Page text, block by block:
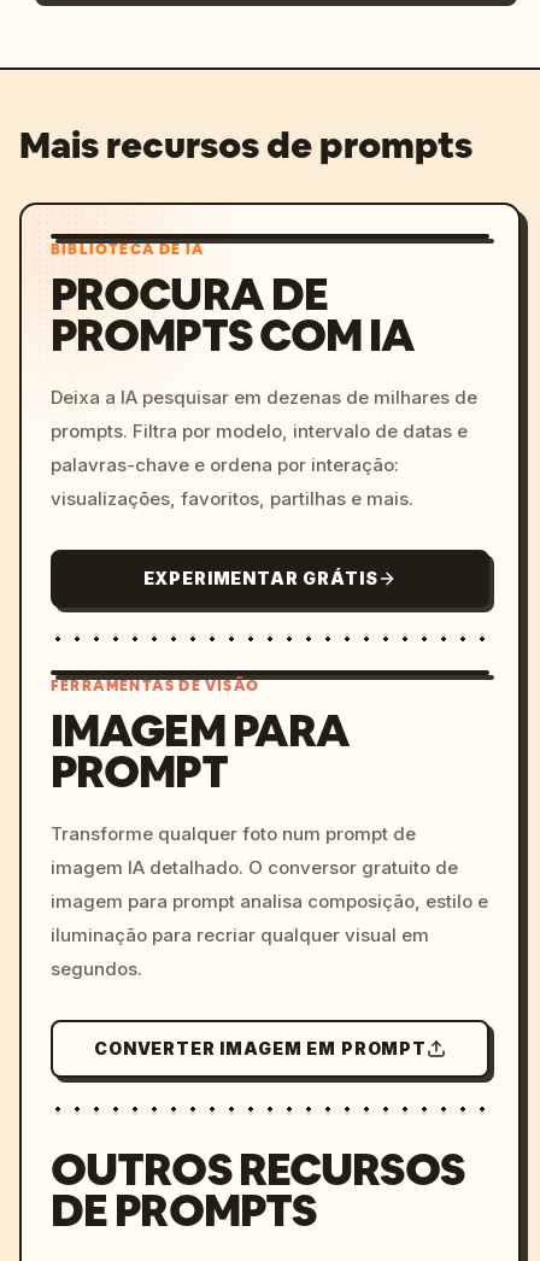
Mais recursos de prompts
BIBLIOTECA DE IA
PROCURA DE
PROMPTS COM IA
Deixa a IA pesquisar em dezenas de milhares de
prompts. Filtra por modelo, intervalo de datas e
palavras-chave e ordena por interação:
visualizações, favoritos, partilhas e mais.
EXPERIMENTAR GRÁTIS
colors, 8k --v 6.0
FERRAMENTAS DE VISÃO
IMAGEM PARA
PROMPT
Transforme qualquer foto num prompt de
imagem IA detalhado. O conversor gratuito de
imagem para prompt analisa composição, estilo e
iluminação para recriar qualquer visual em
segundos.
CONVERTER IMAGEM EM PROMPT
OUTROS RECURSOS
DE PROMPTS